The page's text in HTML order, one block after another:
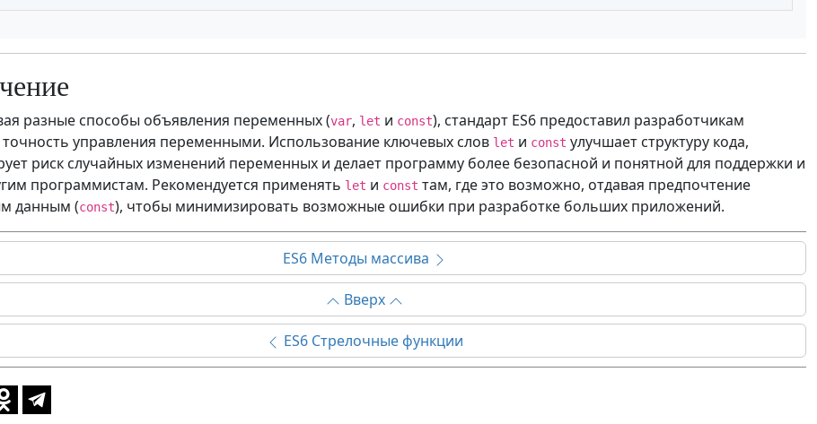
разные способы объявления переменных (var, let и const), стандарт ES6 предоставил разработчикам
точность управления переменными. Использование ключевых слов let и const улучшает структуру кода,
риск случайных изменений переменных и делает программу более безопасной и понятной для поддержки и
программистам. Рекомендуется применять let и const там, где это возможно, отдавая предпочтение
данным (const), чтобы минимизировать возможные ошибки при разработке больших приложений.
ES6 Методы массива
Вверх
ES6 Стрелочные функции